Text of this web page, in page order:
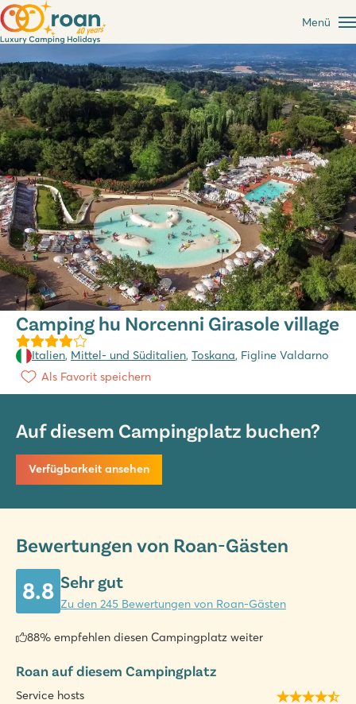
Menü
Camping hu Norcenni Girasole village
Italien, Mittel- und Süditalien, Toskana, Figline Valdarno
Als Favorit speichern
Auf diesem Campingplatz buchen?
Verfügbarkeit ansehen
Bewertungen von Roan-Gästen
8.8 Sehr gut
Zu den 245 Bewertungen von Roan-Gästen
88% empfehlen diesen Campingplatz weiter
Roan auf diesem Campingplatz
Service hosts